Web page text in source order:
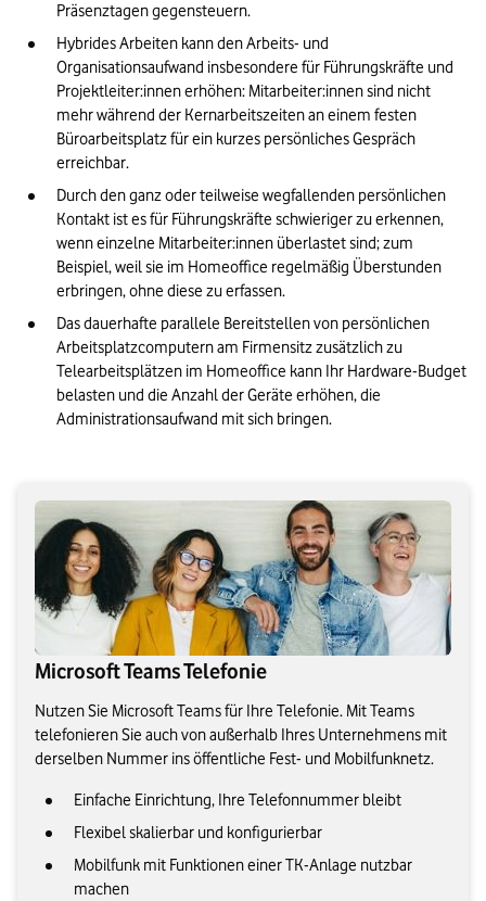
Präsenztagen gegensteuern.
Hybrides Arbeiten kann den Arbeits- und
Organisationsaufwand insbesondere für Führungskräfte und
Projektleiter:innen erhöhen: Mitarbeiter:innen sind nicht
mehr während der Kernarbeitszeiten an einem festen
Büroarbeitsplatz für ein kurzes persönliches Gespräch
erreichbar.
Durch den ganz oder teilweise wegfallenden persönlichen
Kontakt ist es für Führungskräfte schwieriger zu erkennen,
wenn einzelne Mitarbeiter:innen überlastet sind; zum
Beispiel, weil sie im Homeoffice regelmäßig Überstunden
erbringen, ohne diese zu erfassen.
Das dauerhafte parallele Bereitstellen von persönlichen
Arbeitsplatzcomputern am Firmensitz zusätzlich zu
Telearbeitsplätzen im Homeoffice kann Ihr Hardware-Budget
belasten und die Anzahl der Geräte erhöhen, die
Administrationsaufwand mit sich bringen.
Microsoft Teams Telefonie
Nutzen Sie Microsoft Teams für Ihre Telefonie. Mit Teams
telefonieren Sie auch von außerhalb Ihres Unternehmens mit
derselben Nummer ins öffentliche Fest- und Mobilfunknetz.
Einfache Einrichtung, Ihre Telefonnummer bleibt
Flexibel skalierbar und konfigurierbar
Mobilfunk mit Funktionen einer TK-Anlage nutzbar
machen